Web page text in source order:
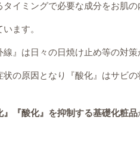
イミングで必要な成分をお肌の
ます。
』は日々の日焼け止め等の対策
の原因となり『酸化』はサビ
』『酸化』を抑制する基礎化粧品